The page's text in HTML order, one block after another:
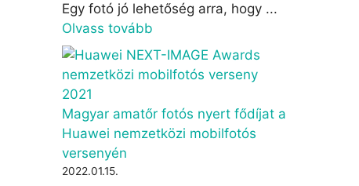
Egy fotó jó lehetőség arra, hogy ...
Olvass tovább
Magyar amatőr fotós nyert fődíjat a
Huawei nemzetközi mobilfotós
versenyén
2022.01.15.